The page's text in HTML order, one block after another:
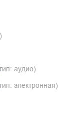
аудио)
электронная)